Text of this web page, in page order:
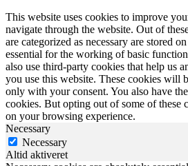
This website uses cookies to improve
navigate through the website. Out of
are categorized as necessary are stored
essential for the working of basic
also use third-party cookies that help us
you use this website. These cookies will
only with your consent. You also have
cookies. But opting out of some of these
on your browsing experience.
Necessary
Necessary
Altid aktiveret